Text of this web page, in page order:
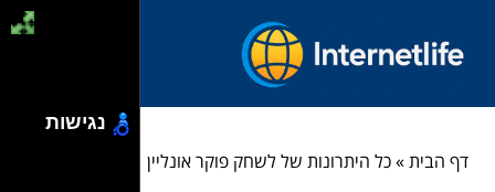
דף הבית»כל היתרונות של לשחק פוקר אונליין
נגישות